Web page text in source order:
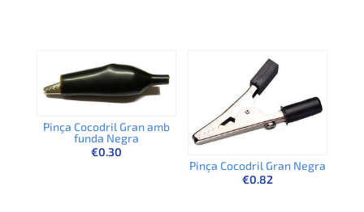
Pinça Cocodril Gran amb
funda Negra
€0.30
Pinça Cocodril Gran Negra
€0.82